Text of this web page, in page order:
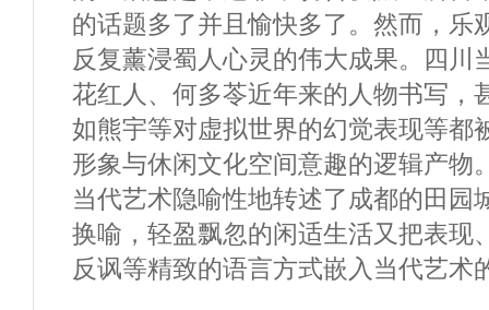
的话题多了并且愉快多了。然而，乐
反复薰浸蜀人心灵的伟大成果。四川
花红人、何多苓近年来的人物书写，
如熊宇等对虚拟世界的幻觉表现等都
形象与休闲文化空间意趣的逻辑产物
当代艺术隐喻性地转述了成都的田园
换喻，轻盈飘忽的闲适生活又把表现
反讽等精致的语言方式嵌入当代艺术